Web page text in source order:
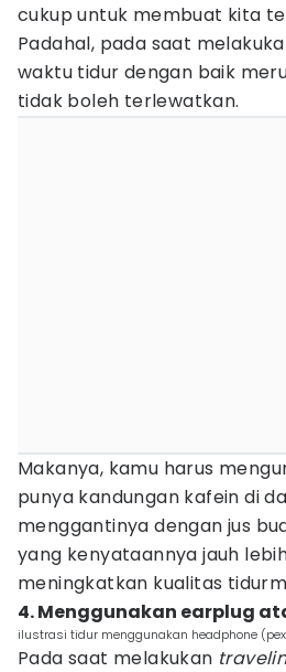
cukup untuk membuat kita
Padahal, pada saat
waktu tidur dengan baik
tidak boleh terlewatkan.
Makanya, kamu harus
punya kandungan kafein di
menggantinya dengan jus
yang kenyataannya jauh
meningkatkan kualitas
4. Menggunakan earplug
ilustrasi tidur menggunakan headphone
Pada saat melakukan